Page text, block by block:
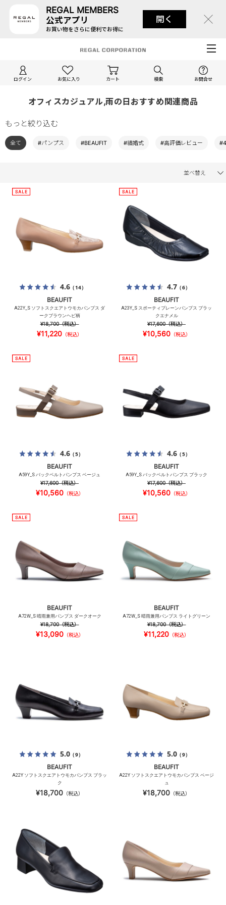
REGAL MEMBERS
公式アプリ
お買い物をさらに便利でお得に
開く
ログイン お気に入り カート 検索 お問合せ
オフィスカジュアル,雨の日おすすめ関連商品
もっと絞り込む
全て #パンプス #BEAUFIT #結婚式 #高評価レビュー
並べ替え
4.6（14）
BEAUFIT
A22Y_S ソフトスクエアトウモカパンプス ダ
ークブラウンヘビ柄
¥18,700（税込）
¥11,220 （税込）
4.7（6）
BEAUFIT
A23Y_S スポーティプレーンパンプス ブラッ
クエナメル
¥17,600（税込）
¥10,560（税込）
4.6（5）
BEAUFIT
A59Y_S バックベルトパンプス ベージュ
¥17,600（税込）
¥10,560（税込）
4.6（5）
BEAUFIT
A59Y_S バックベルトパンプス ブラック
¥17,600（税込）
¥10,560（税込）
BEAUFIT
A72W_S 晴雨兼用パンプス ダークオーク
¥18,700（税込）
¥13,090（税込）
BEAUFIT
A72W_S 晴雨兼用パンプス ライトグリーン
¥18,700（税込）
¥11,220 （税込）
5.0（9）
BEAUFIT
A22Y ソフトスクエアトウモカパンプス ブラッ
ク
¥18,700 （税込）
5.0（9）
BEAUFIT
A22Y ソフトスクエアトウモカパンプス ベージ
ュ
¥18,700 （税込）